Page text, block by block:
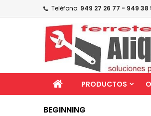
Teléfono: 949 27 26 77 - 949 38
PRODUCTOS
BEGINNING